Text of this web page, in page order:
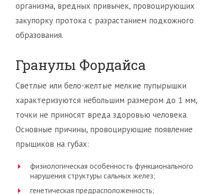
организма, вредных привычек, провоцирующих
закупорку протока с разрастанием подкожного
образования.
Гранулы Фордайса
Светлые или бело-желтые мелкие пупырышки
характеризуются небольшим размером до 1 мм,
точки не приносят вреда здоровью человека.
Основные причины, провоцирующие появление
прыщиков на губах:
физиологическая особенность функционального
нарушения структуры сальных желез;
генетическая предрасположенность;